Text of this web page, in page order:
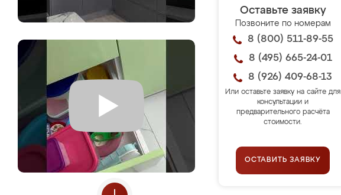
Оставьте заявку
Позвоните по номерам
8 (800) 511-89-55
8 (495) 665-24-01
8 (926) 409-68-13
Или оставьте заявку на сайте для
консультации и
предварительного расчёта
стоимости.
ОСТАВИТЬ ЗАЯВКУ